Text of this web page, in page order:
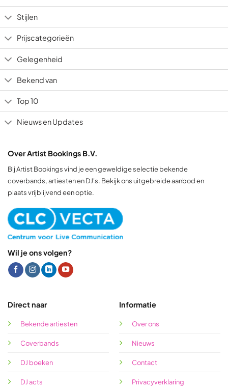
Stijlen
Prijscategorieën
Gelegenheid
Bekend van
Top 10
Nieuws en Updates
Over Artist Bookings B.V.
Bij Artist Bookings vind je een geweldige selectie bekende
coverbands, artiesten en DJ's. Bekijk ons uitgebreide aanbod en
plaats vrijblijvend een optie.
Wil je ons volgen?
Direct naar
Bekende artiesten
Coverbands
DJ boeken
DJ acts
Informatie
Over ons
Nieuws
Contact
Privacyverklaring